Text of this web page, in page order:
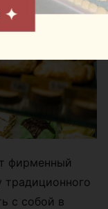
фирменный
с собой в